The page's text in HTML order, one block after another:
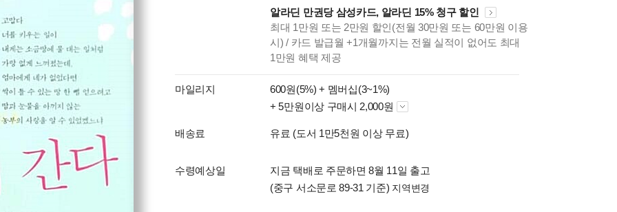
알라딘 만권당 삼성카드, 알라딘 15% 청구 할인
최대 1만원 또는 2만원 할인(전월 30만원 또는 60만원 이용
시) / 카드 발급월 +1개월까지는 전월 실적이 없어도 최대
1만원 혜택 제공
마일리지 600원(5%) + 멤버십(3~1%)
+ 5만원이상 구매시 2,000원
배송료 유료 (도서 1만5천원 이상 무료)
수령예상일
지금 택배로 주문하면 8월 11일 출고
(중구 서소문로 89-31 기준) 지역변경